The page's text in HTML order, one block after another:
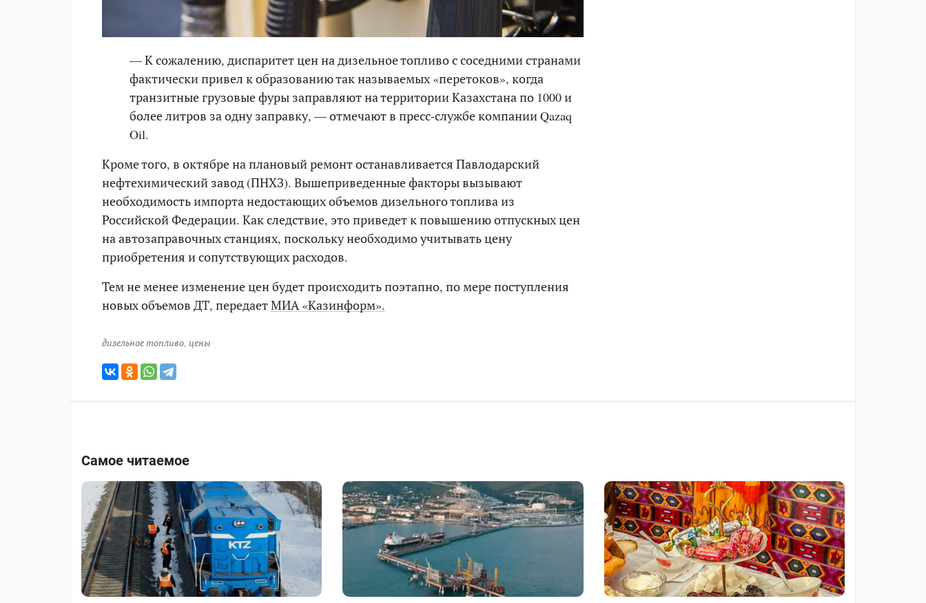
— К сожалению, диспаритет цен на дизельное топливо с соседними странами
фактически привел к образованию так называемых «перетоков», когда
транзитные грузовые фуры заправляют на территории Казахстана по 1000 и
более литров за одну заправку, — отмечают в пресс-службе компании Qazaq
Oil.
Кроме того, в октябре на плановый ремонт останавливается Павлодарский
нефтехимический завод (ПНХЗ). Вышеприведенные факторы вызывают
необходимость импорта недостающих объемов дизельного топлива из
Российской Федерации. Как следствие, это приведет к повышению отпускных цен
на автозаправочных станциях, поскольку необходимо учитывать цену
приобретения и сопутствующих расходов.
Тем не менее изменение цен будет происходить поэтапно, по мере поступления
новых объемов ДТ, передаетМИА «Казинформ».
дизельное топливо цены
Самое читаемое